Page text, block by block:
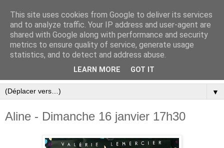
▼
Aline - Dimanche 16 janvier 17h30
This site uses cookies from Google to deliver its services
and to analyze traffic. Your IP address and user-agent are
shared with Google along with performance and security
metrics to ensure quality of service, generate usage
statistics, and to detect and address abuse.
LEARN MORE GOT IT